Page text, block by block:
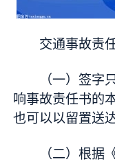
交通事故责
（一）签字
响事故责任书的
也可以以留置送
（二）根据